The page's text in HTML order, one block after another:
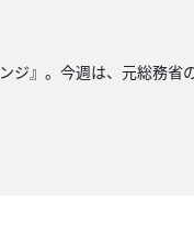
ジ』。今週は、元総務省